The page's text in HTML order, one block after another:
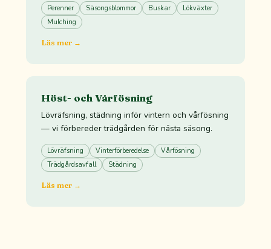
Perenner Säsongsblommor Buskar
Lökväxter
Mulching
Läs mer →
Höst- och Vårfösning
Lövräfsning, städning inför vintern och vårfösning
— vi förbereder trädgården för nästa säsong.
Lövräfsning Vinterförberedelse
Vårfösning
Trädgårdsavfall
Städning
Läs mer →